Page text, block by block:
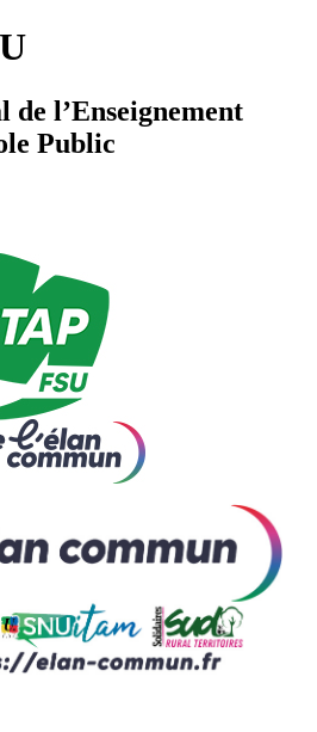
de l’Enseignement
Public